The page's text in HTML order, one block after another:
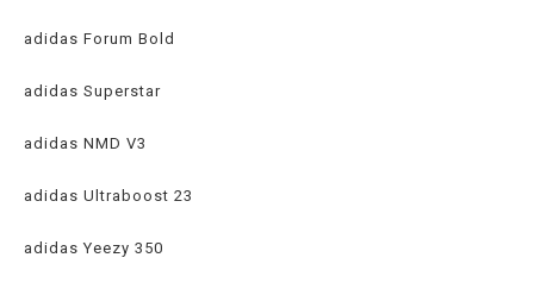
adidas Forum Bold
adidas Superstar
adidas NMD V3
adidas Ultraboost 23
adidas Yeezy 350